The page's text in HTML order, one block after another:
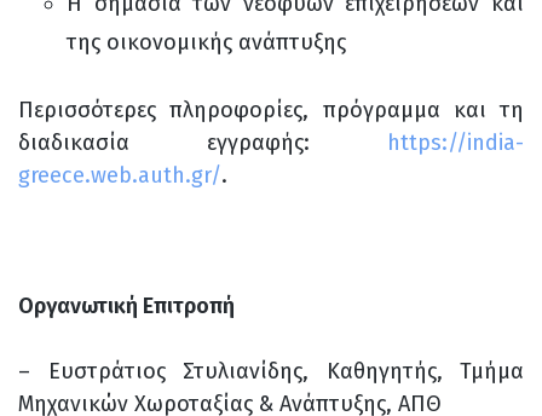
της οικονομικής ανάπτυξης
Περισσότερες πληροφορίες, πρόγραμμα και τη
διαδικασία εγγραφής: https://india-
greece.web.auth.gr/.
Οργανωτική Επιτροπή
– Ευστράτιος Στυλιανίδης, Καθηγητής, Τμήμα
Μηχανικών Χωροταξίας & Ανάπτυξης, ΑΠΘ